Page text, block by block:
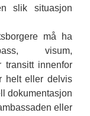
slik situasjon
må ha
visum,
transitt innenfor
helt eller delvis
dokumentasjon
eller